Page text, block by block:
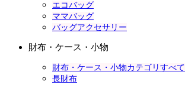
エコバッグ
ママバッグ
バッグアクセサリー
財布・ケース・小物
財布・ケース・小物カテゴリすべて
長財布